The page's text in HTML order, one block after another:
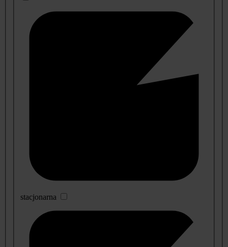
stacjonarna